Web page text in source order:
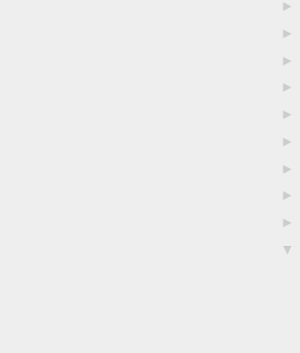
►
►
►
►
►
►
►
►
►
▼